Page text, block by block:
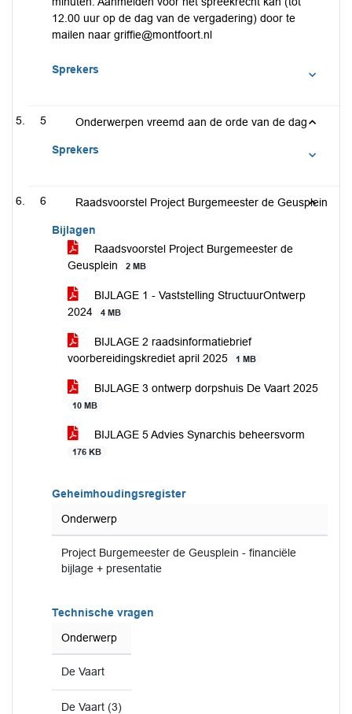
12.00 uur op de dag van de vergadering) door te
mailen naar griffie@montfoort.nl
Sprekers
5 Onderwerpen vreemd aan de orde van de dag
Sprekers
6 Raadsvoorstel Project Burgemeester de Geusplein
Bijlagen
Raadsvoorstel Project Burgemeester de
Geusplein
2 MB
BIJLAGE 1 - Vaststelling StructuurOntwerp
2024
4 MB
BIJLAGE 2 raadsinformatiebrief
voorbereidingskrediet april 2025
1 MB
BIJLAGE 3 ontwerp dorpshuis De Vaart 2025
10 MB
BIJLAGE 5 Advies Synarchis beheersvorm
176 KB
Geheimhoudingsregister
Onderwerp
Project Burgemeester de Geusplein - financiële
bijlage + presentatie
Technische vragen
Onderwerp
De Vaart
De Vaart (3)